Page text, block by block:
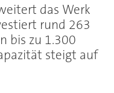
das Werk
rund 263
bis zu 1.300
steigt auf